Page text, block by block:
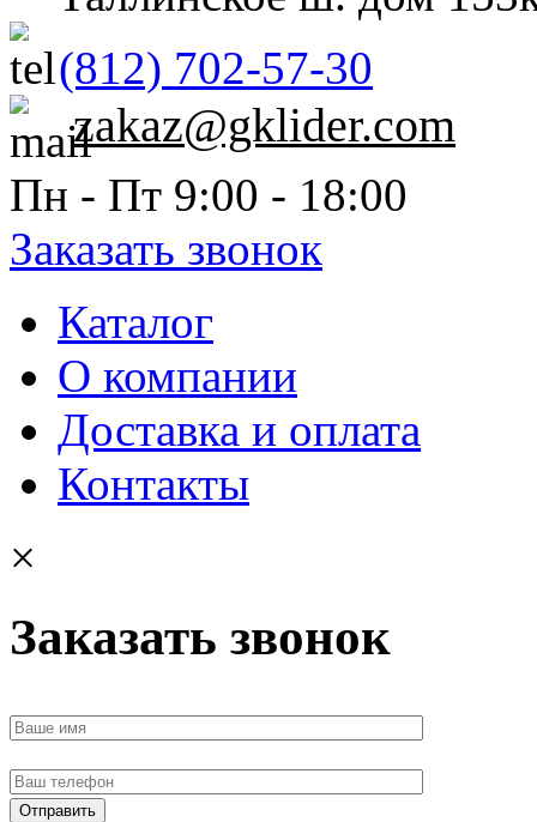
(812) 702-57-30
zakaz@gklider.com
Пн - Пт 9:00 - 18:00
Заказать звонок
Каталог
О компании
Доставка и оплата
Контакты
×
Заказать звонок